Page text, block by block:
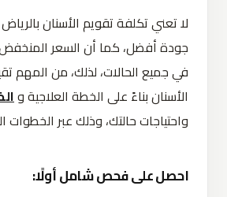
لا تعني تكلفة تقويم الأسنان
جودة أفضل، كما أن السعر المنخفض
في جميع الحالات، لذلك، من المهم
الأسنان بناءً على الخطة العلاجية و
واحتياجات حالتك، وذلك عبر الخطوات
احصل على فحص شامل أولًا: